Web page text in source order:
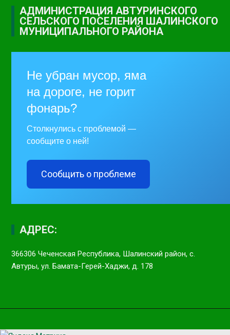
АДМИНИСТРАЦИЯ АВТУРИНСКОГО
СЕЛЬСКОГО ПОСЕЛЕНИЯ ШАЛИНСКОГО
МУНИЦИПАЛЬНОГО РАЙОНА
Не убран мусор, яма
на дороге, не горит
фонарь?
Столкнулись с проблемой —
сообщите о ней!
Сообщить о проблеме
АДРЕС:
366306 Чеченская Республика, Шалинский район, с.
Автуры, ул. Бамата-Герей-Хаджи, д. 178